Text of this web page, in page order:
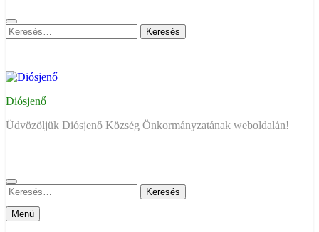
Keresés:
Diósjenő
Üdvözöljük Diósjenő Község Önkormányzatának weboldalán!
Keresés:
Menü